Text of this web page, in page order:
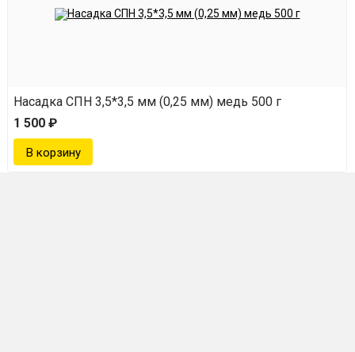
Насадка СПН 3,5*3,5 мм (0,25 мм) медь 500 г
1 500 ₽